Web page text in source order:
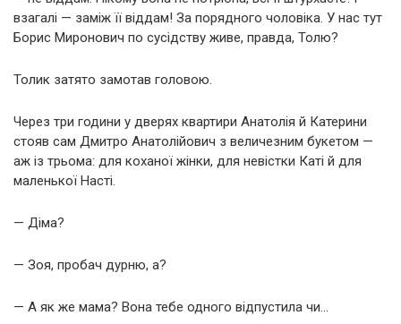
взагалі — заміж її віддам! За порядного чоловіка. У нас тут
Борис Миронович по сусідству живе, правда, Толю?
Толик затято замотав головою.
Через три години у дверях квартири Анатолія й Катерини
стояв сам Дмитро Анатолійович з величезним букетом —
аж із трьома: для коханої жінки, для невістки Каті й для
маленької Насті.
— Діма?
— Зоя, пробач дурню, а?
— А як же мама? Вона тебе одного відпустила чи…